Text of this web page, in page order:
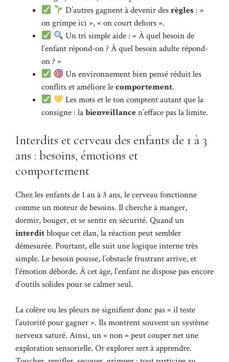
D’autres gagnent à devenir desrègles : «
on grimpe ici », « on court dehors ».
Un tri simple aide : « À quel besoin de
l’enfant répond-on ? À quel besoin adulte répond-
on ? »
Un environnement bien pensé réduit les
conflits et améliore lecomportement.
Les mots et le ton comptent autant que la
consigne : labienveillancen’efface pas la limite.
Interdits et cerveau des enfants de 1 à 3
ans : besoins, émotions et
comportement
Chez les enfants de 1 an à 3 ans, le cerveau fonctionne
comme un moteur de besoins. Il cherche à manger,
dormir, bouger, et se sentir en sécurité. Quand un
interditbloque cet élan, la réaction peut sembler
démesurée. Pourtant, elle suit une logique interne très
simple. Le besoin pousse, l’obstacle frustrant arrive, et
l’émotion déborde. À cet âge, l’enfant ne dispose pas encore
d’outils solides pour se calmer seul.
La colère ou les pleurs ne signifient donc pas « il teste
l’autorité pour gagner ». Ils montrent souvent un système
nerveux saturé. Ainsi, un « non » peut couper net une
exploration sensorielle. Or explorer sert à apprendre.